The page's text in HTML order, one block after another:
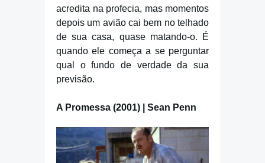
acredita na profecia, mas momentos
depois um avião cai bem no telhado
de sua casa, quase matando-o. É
quando ele começa a se perguntar
qual o fundo de verdade da sua
previsão.
A Promessa (2001) | Sean Penn